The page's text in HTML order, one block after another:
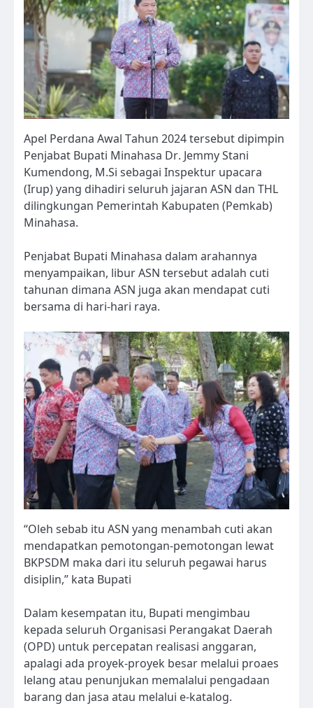
Apel Perdana Awal Tahun 2024 tersebut dipimpin
Penjabat Bupati Minahasa Dr. Jemmy Stani
Kumendong, M.Si sebagai Inspektur upacara
(Irup) yang dihadiri seluruh jajaran ASN dan THL
dilingkungan Pemerintah Kabupaten (Pemkab)
Minahasa.
Penjabat Bupati Minahasa dalam arahannya
menyampaikan, libur ASN tersebut adalah cuti
tahunan dimana ASN juga akan mendapat cuti
bersama di hari-hari raya.
“Oleh sebab itu ASN yang menambah cuti akan
mendapatkan pemotongan-pemotongan lewat
BKPSDM maka dari itu seluruh pegawai harus
disiplin,” kata Bupati
Dalam kesempatan itu, Bupati mengimbau
kepada seluruh Organisasi Perangakat Daerah
(OPD) untuk percepatan realisasi anggaran,
apalagi ada proyek-proyek besar melalui proaes
lelang atau penunjukan memalalui pengadaan
barang dan jasa atau melalui e-katalog.